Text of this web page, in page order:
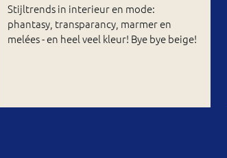
Stijltrends in interieur en mode:
phantasy, transparancy, marmer en
melées - en heel veel kleur! Bye bye beige!